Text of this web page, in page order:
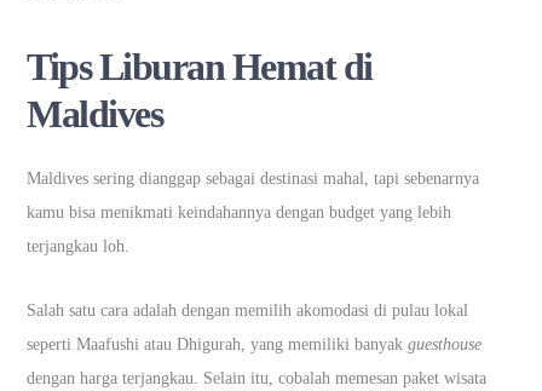
Tips Liburan Hemat di
Maldives
Maldives sering dianggap sebagai destinasi mahal, tapi sebenarnya
kamu bisa menikmati keindahannya dengan budget yang lebih
terjangkau loh.
Salah satu cara adalah dengan memilih akomodasi di pulau lokal
seperti Maafushi atau Dhigurah, yang memiliki banyakguesthouse
dengan harga terjangkau. Selain itu, cobalah memesan paket wisata